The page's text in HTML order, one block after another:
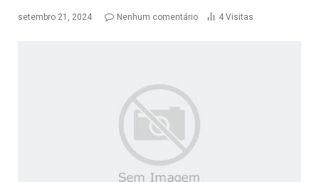
setembro 21, 2024 Nenhum comentário 4 Visitas